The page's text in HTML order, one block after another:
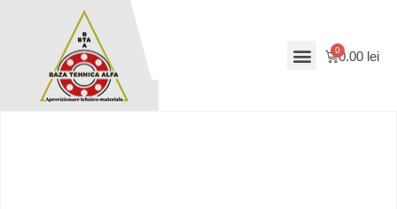
0.00 lei